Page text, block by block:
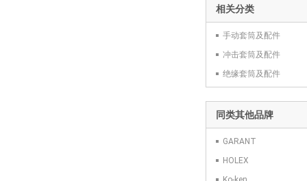
相关分类
手动套筒及配件
冲击套筒及配件
绝缘套筒及配件
同类其他品牌
GARANT
HOLEX